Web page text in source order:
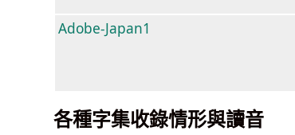
Adobe-Japan1
各種字集收錄情形與讀音